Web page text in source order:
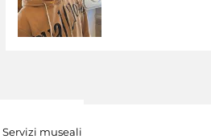
Servizi museali